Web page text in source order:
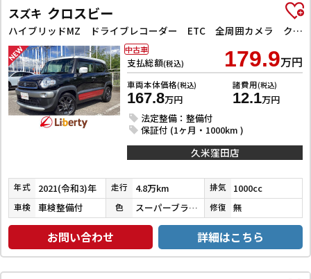
スズキ クロスビー
ハイブリッドMZ ドライブレコーダー ETC 全周囲カメラ クリアランスソナー オートクルーズコントロール レーンアシスト 衝突被害軽減システム ナビ TV オートライト LEDヘッドランプ アルミホイール
支払総額(税込) 179.9万円
車両本体価格(税込)
167.8万円
諸費用(税込)
12.1万円
法定整備：整備付
保証付 (1ヶ月・1000km )
中古車
久米窪田店
年式 2021(令和3)年 走行 4.8万km 排気 1000cc
車検 車検整備付 色 スーパーブラックＰ／ピュアホワイトＰ／バーニングレッドパール 修復 無
お問い合わせ 詳細はこちら